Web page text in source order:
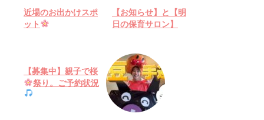
近場のお出かけスポ
ット
【お知らせ】と【明
日の保育サロン】
【募集中】親子で桜
祭り。ご予約状況